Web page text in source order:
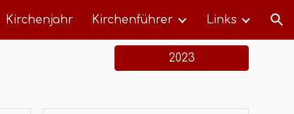
Kirchenjahr Kirchenführer Links
2023